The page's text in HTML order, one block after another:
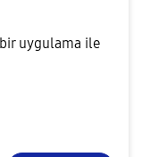
uygulama ile